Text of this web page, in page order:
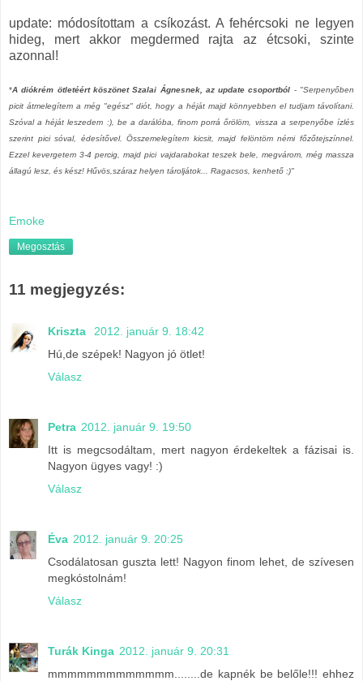
update: módosítottam a csíkozást. A fehércsoki ne legyen
hideg, mert akkor megdermed rajta az étcsoki, szinte
azonnal!
*A diókrém ötletéért köszönet Szalai Ágnesnek, az update csoportból - "Serpenyőben
picit átmelegítem a még "egész" diót, hogy a héját majd könnyebben el tudjam távolítani.
Szóval a héját leszedem :), be a darálóba, finom porrá őrölöm, vissza a serpenyőbe ízlés
szerint pici sóval, édesítővel. Összemelegítem kicsit, majd felöntöm némi főzőtejszínnel.
Ezzel kevergetem 3-4 percig, majd pici vajdarabokat teszek bele, megvárom, még massza
állagú lesz, és kész! Hűvös,száraz helyen tároljátok... Ragacsos, kenhető :)"
Emoke
Megosztás
11 megjegyzés:
Kriszta
2012. január 9. 18:42
Hú,de szépek! Nagyon jó ötlet!
Válasz
Petra 2012. január 9. 19:50
Itt is megcsodáltam, mert nagyon érdekeltek a fázisai is.
Nagyon ügyes vagy! :)
Válasz
Éva 2012. január 9. 20:25
Csodálatosan guszta lett! Nagyon finom lehet, de szívesen
megkóstolnám!
Válasz
Turák Kinga 2012. január 9. 20:31
mmmmmmmmmmmmm........de kapnék be belőle!!! ehhez